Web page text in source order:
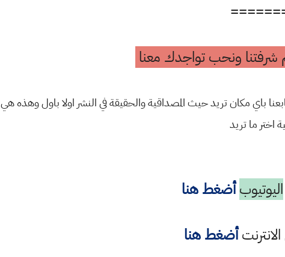
شرفتنا ونحب تواجدك معنا
باي مكان تريد حيث المصداقية والحقيقة في النشر اولا باول وهذه هي
اختر ما تريد
اليوتيوب أضغط هنا
أضغط هنا